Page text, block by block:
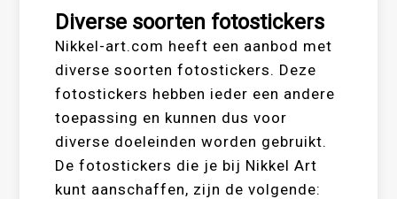
Diverse soorten fotostickers
Nikkel-art.com heeft een aanbod met
diverse soorten fotostickers. Deze
fotostickers hebben ieder een andere
toepassing en kunnen dus voor
diverse doeleinden worden gebruikt.
De fotostickers die je bij Nikkel Art
kunt aanschaffen, zijn de volgende: